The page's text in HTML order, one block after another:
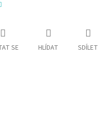
SE HLÍDAT SDÍLET